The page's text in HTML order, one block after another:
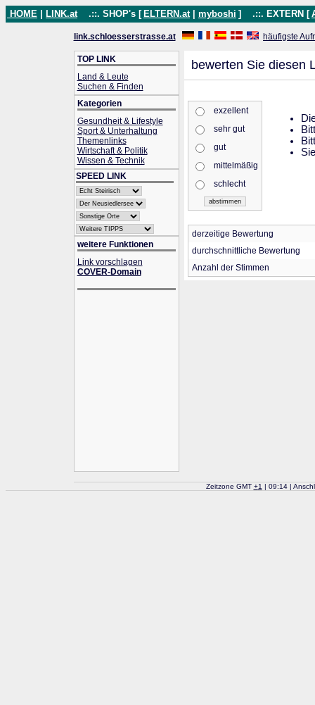
HOME LINK.at .::. SHOP's [ ELTERN.at myboshi ] .::. EXTERN [
link.schloesserstrasse.at häufigste
TOP LINK
Land & Leute
Suchen & Finden
Kategorien
Gesundheit & Lifestyle
Sport & Unterhaltung
Themenlinks
Wirtschaft & Politik
Wissen & Technik
SPEED LINK
weitere Funktionen
Link vorschlagen
COVER-Domain
bewerten Sie diesen
exzellent
sehr gut
gut
mittelmäßig
schlecht
derzeitige Bewertung
durchschnittliche Bewertung
Anzahl der Stimmen
Zeitzone GMT +1 | 09:14 |